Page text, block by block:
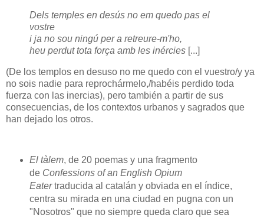
Dels temples en desús no em quedo pas el
vostre
i ja no sou ningú per a retreure-m'ho,
heu perdut tota força amb les inércies [...]
(De los templos en desuso no me quedo con el vuestro/y ya
no sois nadie para reprochármelo,/habéis perdido toda
fuerza con las inercias), pero también a partir de sus
consecuencias, de los contextos urbanos y sagrados que
han dejado los otros.
El tàlem, de 20 poemas y una fragmento
de Confessions of an English Opium
Eatertraducida al catalán y obviada en el índice,
centra su mirada en una ciudad en pugna con un
"Nosotros" que no siempre queda claro que sea